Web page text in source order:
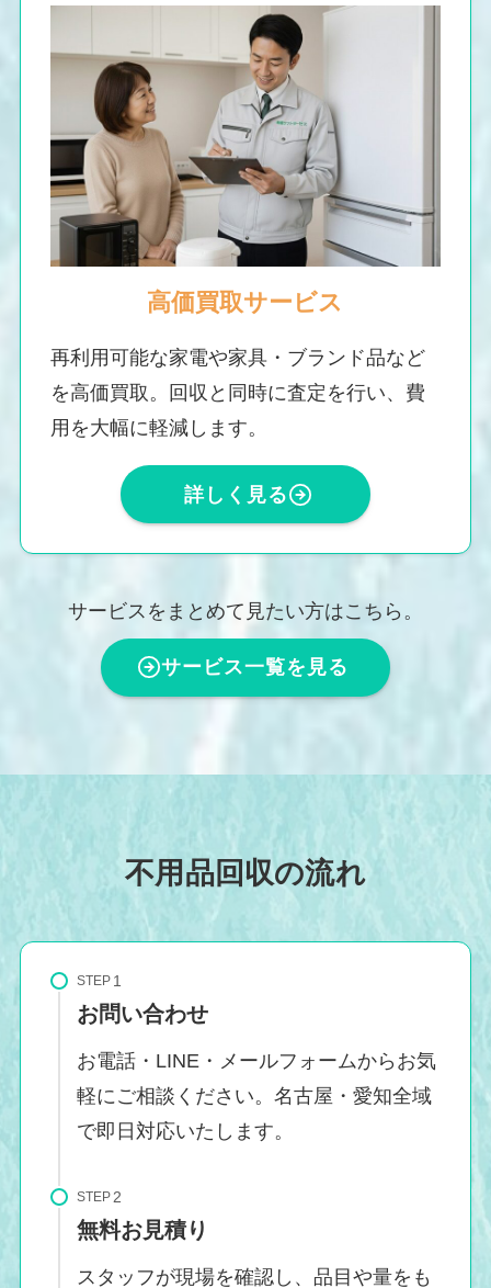
高価買取サービス
再利用可能な家電や家具・ブランド品など
を高価買取。回収と同時に査定を行い、費
用を大幅に軽減します。
詳しく見る
サービスをまとめて見たい方はこちら。
サービス一覧を見る
不用品回収の流れ
STEP
お問い合わせ
お電話・LINE・メールフォームからお気
軽にご相談ください。名古屋・愛知全域
で即日対応いたします。
STEP
無料お見積り
スタッフが現場を確認し、品目や量をも